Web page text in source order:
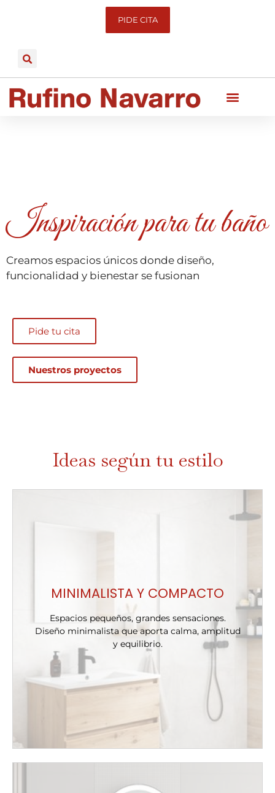
PIDE CITA
Inspiración para tu baño
Creamos espacios únicos donde diseño,
funcionalidad y bienestar se fusionan
Pide tu cita
Nuestros proyectos
Ideas según tu estilo
MINIMALISTA Y COMPACTO
Espacios pequeños, grandes sensaciones.
Diseño minimalista que aporta calma, amplitud
y equilibrio.